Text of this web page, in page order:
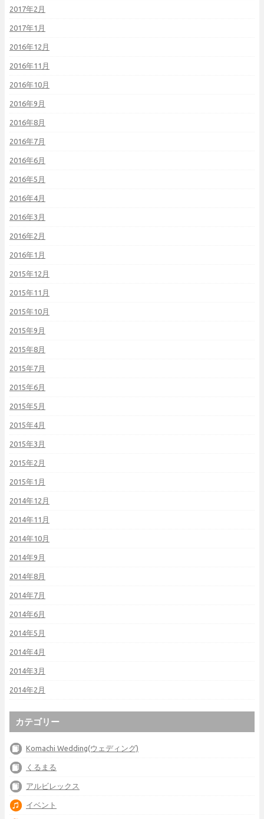
2017年2月
2017年1月
2016年12月
2016年11月
2016年10月
2016年9月
2016年8月
2016年7月
2016年6月
2016年5月
2016年4月
2016年3月
2016年2月
2016年1月
2015年12月
2015年11月
2015年10月
2015年9月
2015年8月
2015年7月
2015年6月
2015年5月
2015年4月
2015年3月
2015年2月
2015年1月
2014年12月
2014年11月
2014年10月
2014年9月
2014年8月
2014年7月
2014年6月
2014年5月
2014年4月
2014年3月
2014年2月
カテゴリー
Komachi Wedding(ウェディング)
くるまる
アルビレックス
イベント